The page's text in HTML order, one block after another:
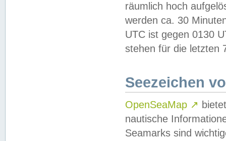
räumlich hoch
werden ca. 30
UTC ist gegen 0130
stehen für die letzten
Seezeichen
OpenSeaMap ↗
nautische
Seamarks sind